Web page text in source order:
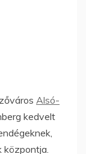
Alsó-
kedvelt
központja.